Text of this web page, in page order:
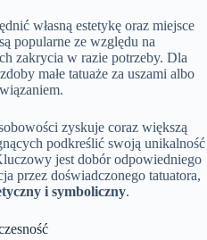
własną estetykę oraz miejsce
popularne ze względu na
zakrycia w razie potrzeby. Dla
małe tatuaże za uszami albo
zyskuje coraz większą
podkreślić swoją unikalność
jest dobór odpowiedniego
przez doświadczonego tatuatora,
i symboliczny.